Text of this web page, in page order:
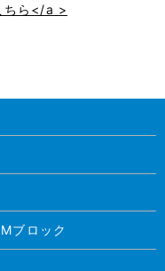
ちら</a >
ブロック